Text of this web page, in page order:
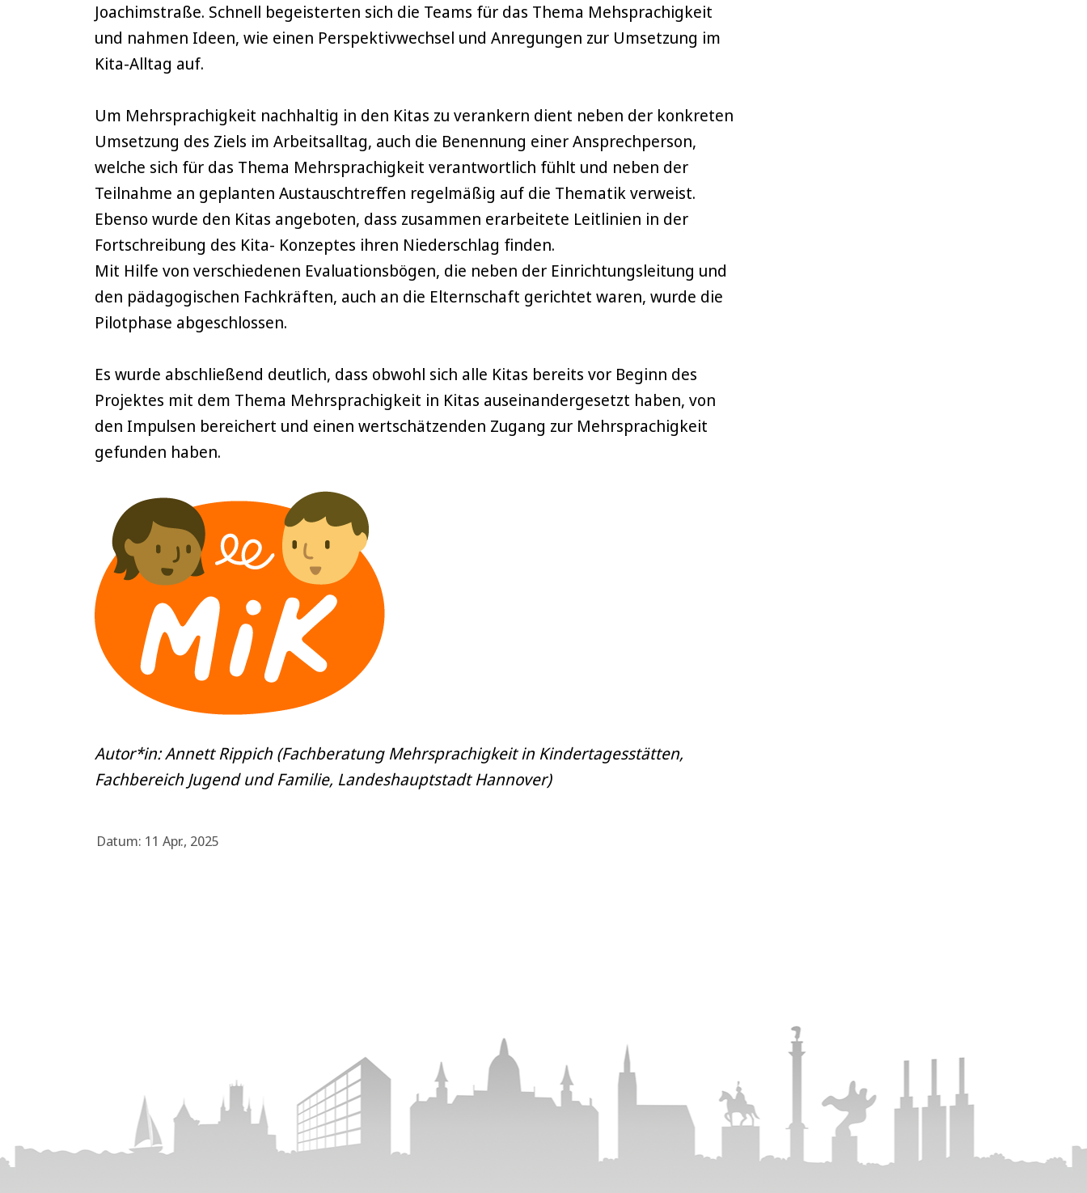
Joachimstraße. Schnell begeisterten sich die Teams für das Thema Mehsprachigkeit
und nahmen Ideen, wie einen Perspektivwechsel und Anregungen zur Umsetzung im
Kita-Alltag auf.
Um Mehrsprachigkeit nachhaltig in den Kitas zu verankern dient neben der konkreten
Umsetzung des Ziels im Arbeitsalltag, auch die Benennung einer Ansprechperson,
welche sich für das Thema Mehrsprachigkeit verantwortlich fühlt und neben der
Teilnahme an geplanten Austauschtreffen regelmäßig auf die Thematik verweist.
Ebenso wurde den Kitas angeboten, dass zusammen erarbeitete Leitlinien in der
Fortschreibung des Kita- Konzeptes ihren Niederschlag finden.
Mit Hilfe von verschiedenen Evaluationsbögen, die neben der Einrichtungsleitung und
den pädagogischen Fachkräften, auch an die Elternschaft gerichtet waren, wurde die
Pilotphase abgeschlossen.
Es wurde abschließend deutlich, dass obwohl sich alle Kitas bereits vor Beginn des
Projektes mit dem Thema Mehrsprachigkeit in Kitas auseinandergesetzt haben, von
den Impulsen bereichert und einen wertschätzenden Zugang zur Mehrsprachigkeit
gefunden haben.
Autor*in: Annett Rippich (Fachberatung Mehrsprachigkeit in Kindertagesstätten,
Fachbereich Jugend und Familie, Landeshauptstadt Hannover)
Datum: 11 Apr., 2025